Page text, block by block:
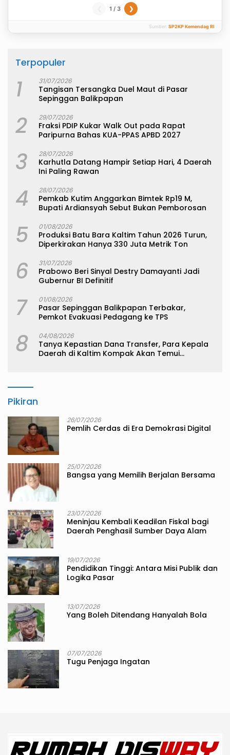
1 / 3 ❯
Sumber: SP2KP Kemendag RI
Terpopuler
1 31/07/2026
Tangisan Tersangka Duel Maut di Pasar
Sepinggan Balikpapan
2 29/07/2026
Fraksi PDIP Kukar Walk Out pada Rapat
Paripurna Bahas KUA-PPAS APBD 2027
3 28/07/2026
Karhutla Datang Hampir Setiap Hari, 4 Daerah
Ini Paling Rawan
4 28/07/2026
Pemkab Kutim Anggarkan Bimtek Rp19 M,
Bupati Ardiansyah Sebut Bukan Pemborosan
5 01/08/2026
Produksi Batu Bara Kaltim Tahun 2026 Turun,
Diperkirakan Hanya 330 Juta Metrik Ton
6 31/07/2026
Prabowo Beri Sinyal Destry Damayanti Jadi
Gubernur BI Definitif
7 01/08/2026
Pasar Sepinggan Balikpapan Terbakar,
Pemkot Evakuasi Pedagang ke TPS
8 04/08/2026
Tanya Kepastian Dana Transfer, Para Kepala
Daerah di Kaltim Kompak Akan Temui
Pikiran
26/07/2026
Pemlih Cerdas di Era Demokrasi Digital
25/07/2026
Bangsa yang Memilih Berjalan Bersama
23/07/2026
Meninjau Kembali Keadilan Fiskal bagi
Daerah Penghasil Sumber Daya Alam
19/07/2026
Pendidikan Tinggi: Antara Misi Publik dan
Logika Pasar
13/07/2026
Yang Boleh Ditendang Hanyalah Bola
07/07/2026
Tugu Penjaga Ingatan